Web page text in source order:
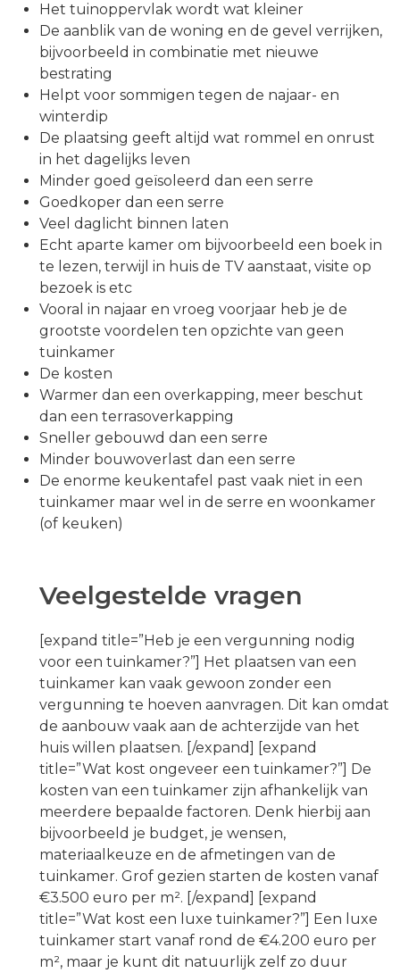
Het tuinoppervlak wordt wat kleiner
De aanblik van de woning en de gevel verrijken,
bijvoorbeeld in combinatie met nieuwe
bestrating
Helpt voor sommigen tegen de najaar- en
winterdip
De plaatsing geeft altijd wat rommel en onrust
in het dagelijks leven
Minder goed geïsoleerd dan een serre
Goedkoper dan een serre
Veel daglicht binnen laten
Echt aparte kamer om bijvoorbeeld een boek in
te lezen, terwijl in huis de TV aanstaat, visite op
bezoek is etc
Vooral in najaar en vroeg voorjaar heb je de
grootste voordelen ten opzichte van geen
tuinkamer
De kosten
Warmer dan een overkapping, meer beschut
dan een terrasoverkapping
Sneller gebouwd dan een serre
Minder bouwoverlast dan een serre
De enorme keukentafel past vaak niet in een
tuinkamer maar wel in de serre en woonkamer
(of keuken)
Veelgestelde vragen
[expand title=”Heb je een vergunning nodig
voor een tuinkamer?”] Het plaatsen van een
tuinkamer kan vaak gewoon zonder een
vergunning te hoeven aanvragen. Dit kan omdat
de aanbouw vaak aan de achterzijde van het
huis willen plaatsen. [/expand] [expand
title=”Wat kost ongeveer een tuinkamer?”] De
kosten van een tuinkamer zijn afhankelijk van
meerdere bepaalde factoren. Denk hierbij aan
bijvoorbeeld je budget, je wensen,
materiaalkeuze en de afmetingen van de
tuinkamer. Grof gezien starten de kosten vanaf
€3.500 euro per m². [/expand] [expand
title=”Wat kost een luxe tuinkamer?”] Een luxe
tuinkamer start vanaf rond de €4.200 euro per
m², maar je kunt dit natuurlijk zelf zo duur